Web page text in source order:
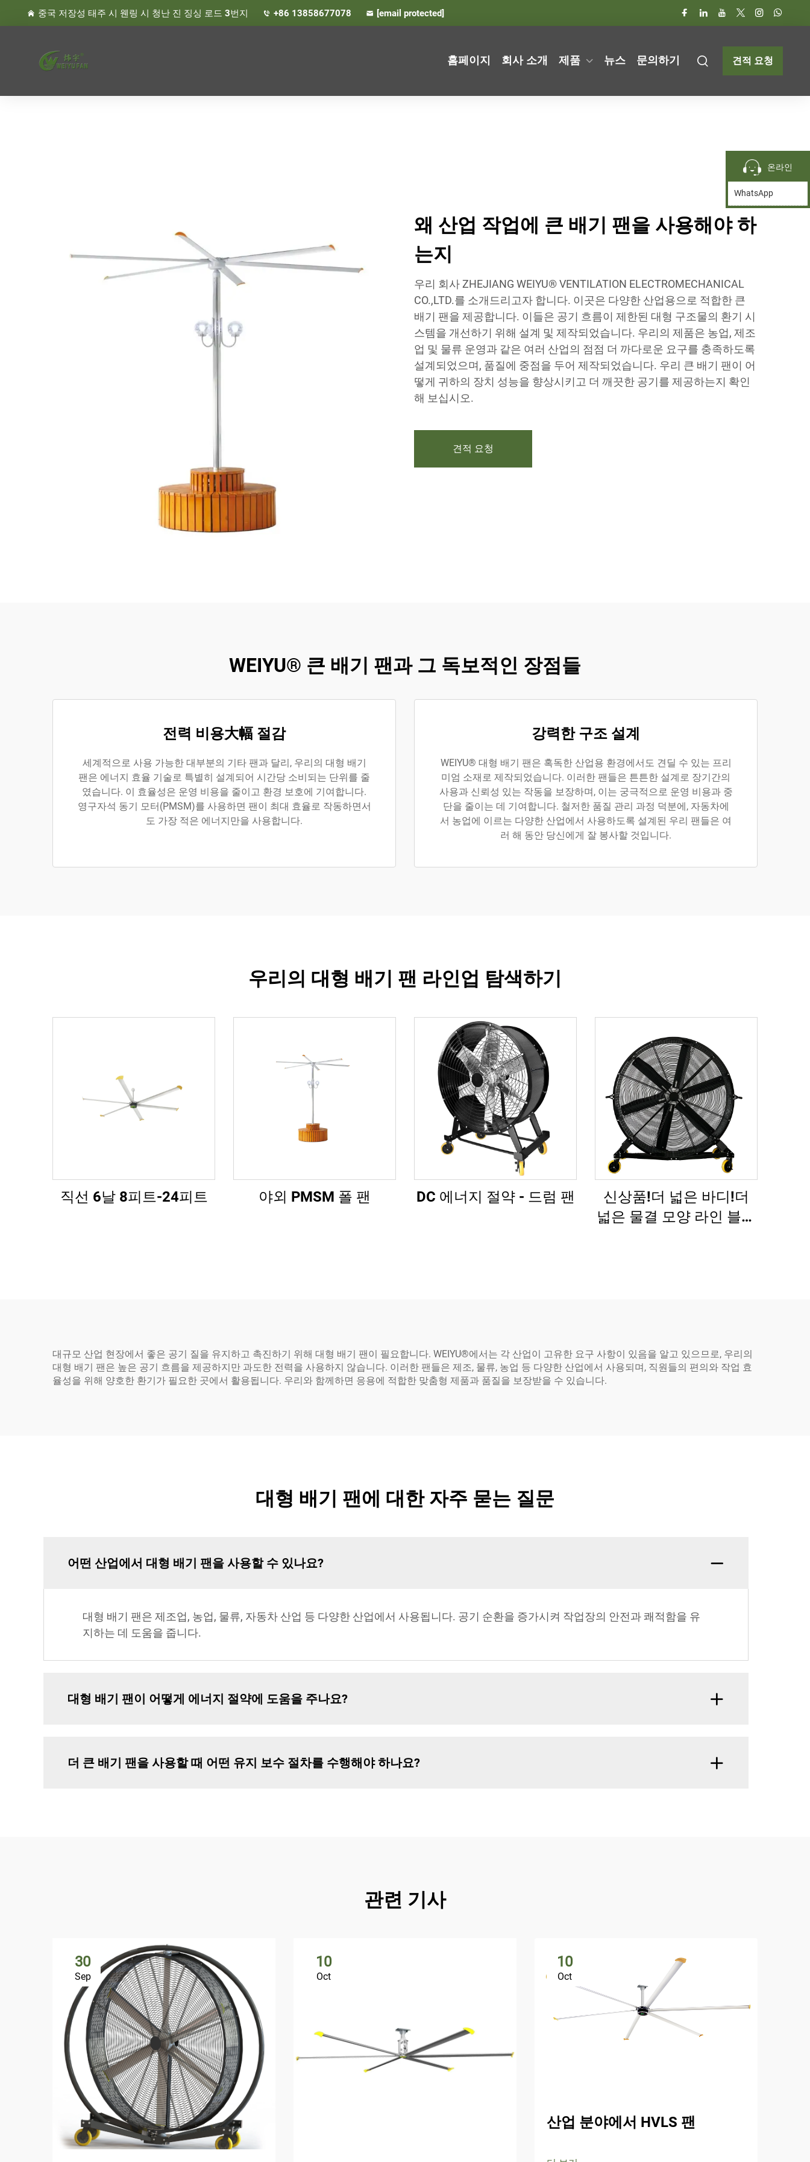
중국 저장성 태주 시 웬링 시 청난 진 징싱 로드 3번지 +86 13858677078 [email protected]
홈페이지 회사 소개 제품 뉴스 문의하기 견적 요청
왜 산업 작업에 큰 배기 팬을 사용해야 하
는지
우리 회사 ZHEJIANG WEIYU® VENTILATION ELECTROMECHANICAL
CO.,LTD.를 소개드리고자 합니다. 이곳은 다양한 산업용으로 적합한 큰
배기 팬을 제공합니다. 이들은 공기 흐름이 제한된 대형 구조물의 환기 시
스템을 개선하기 위해 설계 및 제작되었습니다. 우리의 제품은 농업, 제조
업 및 물류 운영과 같은 여러 산업의 점점 더 까다로운 요구를 충족하도록
설계되었으며, 품질에 중점을 두어 제작되었습니다. 우리 큰 배기 팬이 어
떻게 귀하의 장치 성능을 향상시키고 더 깨끗한 공기를 제공하는지 확인
해 보십시오.
견적 요청
WEIYU® 큰 배기 팬과 그 독보적인 장점들
전력 비용大幅 절감
세계적으로 사용 가능한 대부분의 기타 팬과 달리, 우리의 대형 배기
팬은 에너지 효율 기술로 특별히 설계되어 시간당 소비되는 단위를 줄
였습니다. 이 효율성은 운영 비용을 줄이고 환경 보호에 기여합니다.
영구자석 동기 모터(PMSM)를 사용하면 팬이 최대 효율로 작동하면서
도 가장 적은 에너지만을 사용합니다.
강력한 구조 설계
WEIYU® 대형 배기 팬은 혹독한 산업용 환경에서도 견딜 수 있는 프리
미엄 소재로 제작되었습니다. 이러한 팬들은 튼튼한 설계로 장기간의
사용과 신뢰성 있는 작동을 보장하며, 이는 궁극적으로 운영 비용과 중
단을 줄이는 데 기여합니다. 철저한 품질 관리 과정 덕분에, 자동차에
서 농업에 이르는 다양한 산업에서 사용하도록 설계된 우리 팬들은 여
러 해 동안 당신에게 잘 봉사할 것입니다.
우리의 대형 배기 팬 라인업 탐색하기
직선 6날 8피트-24피트 야외 PMSM 폴 팬 DC 에너지 절약 - 드럼 팬
신상품!더 넓은 바디!더
넓은 물결 모양 라인 블레
대규모 산업 현장에서 좋은 공기 질을 유지하고 촉진하기 위해 대형 배기 팬이 필요합니다. WEIYU®에서는 각 산업이 고유한 요구 사항이 있음을 알고 있으므로, 우리의
대형 배기 팬은 높은 공기 흐름을 제공하지만 과도한 전력을 사용하지 않습니다. 이러한 팬들은 제조, 물류, 농업 등 다양한 산업에서 사용되며, 직원들의 편의와 작업 효
율성을 위해 양호한 환기가 필요한 곳에서 활용됩니다. 우리와 함께하면 응용에 적합한 맞춤형 제품과 품질을 보장받을 수 있습니다.
대형 배기 팬에 대한 자주 묻는 질문
어떤 산업에서 대형 배기 팬을 사용할 수 있나요?
대형 배기 팬은 제조업, 농업, 물류, 자동차 산업 등 다양한 산업에서 사용됩니다. 공기 순환을 증가시켜 작업장의 안전과 쾌적함을 유
지하는 데 도움을 줍니다.
대형 배기 팬이 어떻게 에너지 절약에 도움을 주나요?
더 큰 배기 팬을 사용할 때 어떤 유지 보수 절차를 수행해야 하나요?
관련 기사
30
Sep
10
Oct
10
Oct
산업 분야에서 HVLS 팬
온라인
WhatsApp